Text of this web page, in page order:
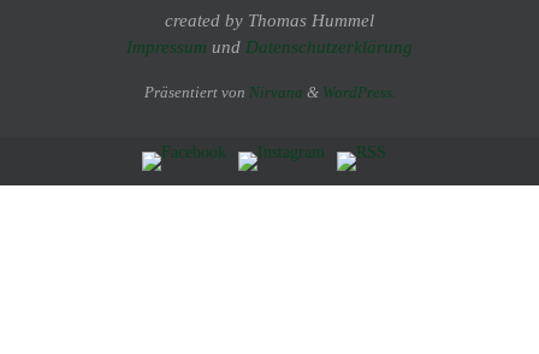
created by Thomas Hummel
Impressum und Datenschutzerklärung
Präsentiert von Nirvana & WordPress.